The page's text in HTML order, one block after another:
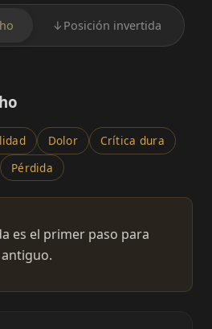
↓ Posición invertida
Dolor
Crítica dura
Pérdida
es el primer paso para